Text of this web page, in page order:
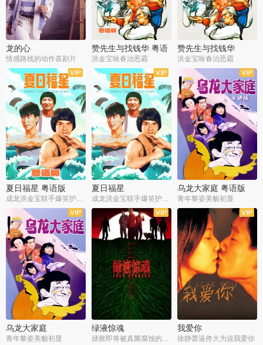
龙的心
情感路线的动作喜剧片
赞先生与找钱华 粤语
版
洪金宝咏春治恶霸
赞先生与找钱华
洪金宝咏春治恶霸
夏日福星 粤语版
成龙洪金宝联手爆笑护美女
夏日福星
成龙洪金宝联手爆笑护美女
乌龙大家庭 粤语版
青年黎姿美貌初显
乌龙大家庭
青年黎姿美貌初显
绿液惊魂
拯救即将被真菌腐蚀的世界
我爱你
徐静蕾逼佟大为说我爱你